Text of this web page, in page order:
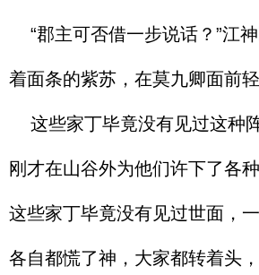
“郡主可否借一步说话？”江
着面条的紫苏，在莫九卿面前轻
这些家丁毕竟没有见过这种
刚才在山谷外为他们许下了各
这些家丁毕竟没有见过世面，
各自都慌了神，大家都转着头